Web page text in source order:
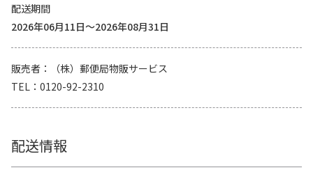
配送期間
2026年06月11日～2026年08月31日
販売者
（株）郵便局物販サービス
TEL
0120-92-2310
配送情報